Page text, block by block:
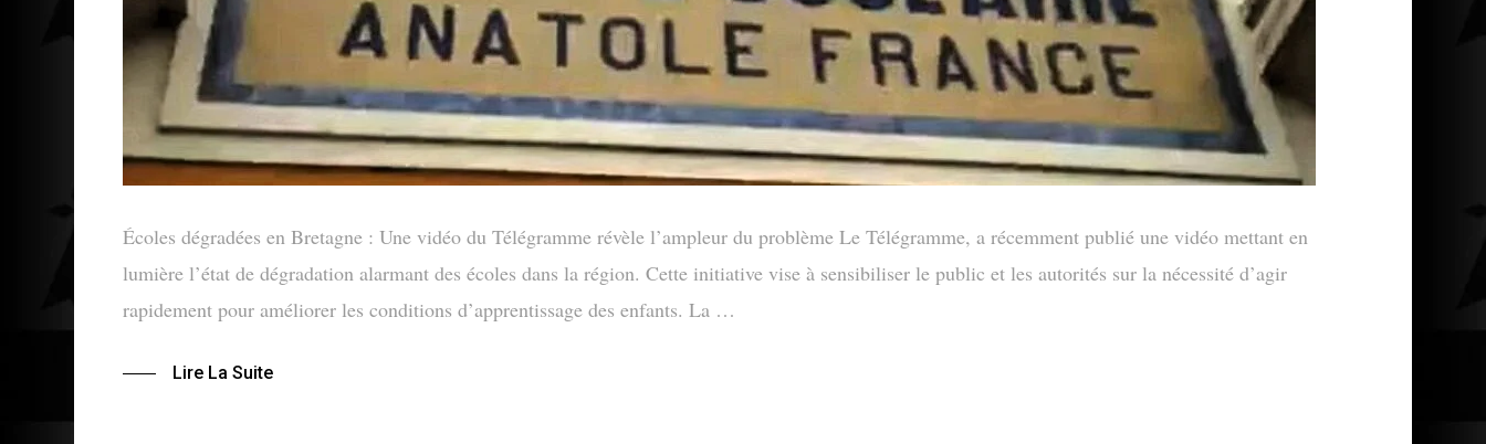
Écoles dégradées en Bretagne : Une vidéo du Télégramme révèle l’ampleur du problème Le Télégramme, a récemment publié une vidéo mettant en
lumière l’état de dégradation alarmant des écoles dans la région. Cette initiative vise à sensibiliser le public et les autorités sur la nécessité d’agir
rapidement pour améliorer les conditions d’apprentissage des enfants. La …
Lire La Suite